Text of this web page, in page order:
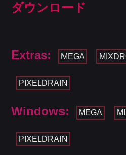
ダウンロード
Extras: MEGA
PIXELDRAIN
Windows: MEGA
PIXELDRAIN